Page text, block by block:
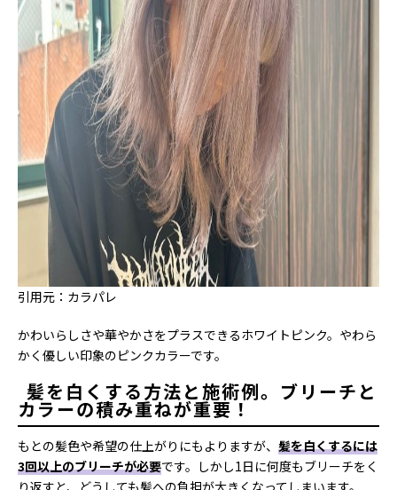
引用元：カラパレ
かわいらしさや華やかさをプラスできるホワイトピンク。やわら
かく優しい印象のピンクカラーです。
髪を白くする方法と施術例。ブリーチと
カラーの積み重ねが重要！
もとの髪色や希望の仕上がりにもよりますが、 髪を白くするには
3回以上のブリーチが必要です。しかし1日に何度もブリーチをく
り返すと、どうしても髪への負担が大きくなってしまいます。